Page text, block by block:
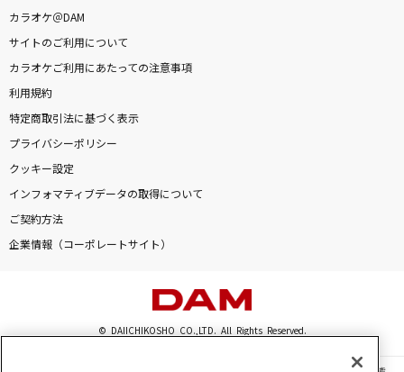
カラオケ＠DAM
サイトのご利用について
カラオケご利用にあたっての注意事項
利用規約
特定商取引法に基づく表示
プライバシーポリシー
クッキー設定
インフォマティブデータの取得について
ご契約方法
企業情報（コーポレートサイト）
© DAIICHIKOSHO CO.,LTD. All Rights Reserved.